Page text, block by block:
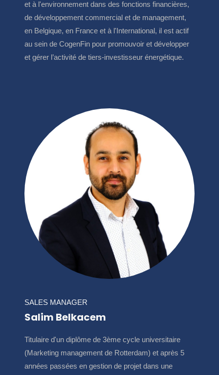
et à l'environnement dans des fonctions financières,
de développement commercial et de management,
en Belgique, en France et à l'International, il est actif
au sein de CogenFin pour promouvoir et développer
et gérer l’activité de tiers-investisseur énergétique.
SALES MANAGER
Salim Belkacem
Titulaire d'un diplôme de 3ème cycle universitaire
(Marketing management de Rotterdam) et après 5
années passées en gestion de projet dans une